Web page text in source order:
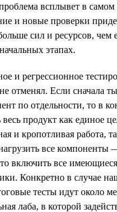
всплывет в самом
и новые проверки
сил и ресурсов, чем
этапах.
и регрессионное
отменял. Если сначала
по отдельности, то в
весь продукт как единое
и кропотливая работа,
все компоненты
включить все
Конкретно в случае
тесты идут около
лаба, в которой